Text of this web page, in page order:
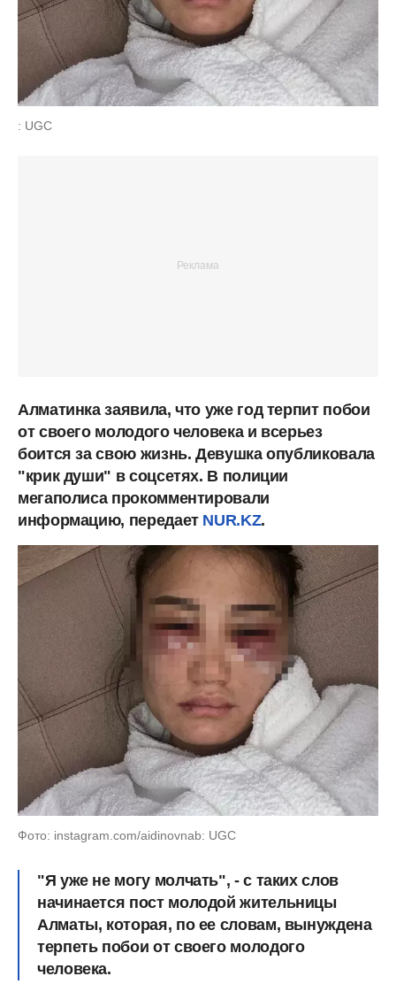
: UGC
Алматинка заявила, что уже год терпит побои
от своего молодого человека и всерьез
боится за свою жизнь. Девушка опубликовала
"крик души" в соцсетях. В полиции
мегаполиса прокомментировали
информацию, передает NUR.KZ.
Фото: instagram.com/aidinovnab: UGC
"Я уже не могу молчать", - с таких слов
начинается пост молодой жительницы
Алматы, которая, по ее словам, вынуждена
терпеть побои от своего молодого
человека.